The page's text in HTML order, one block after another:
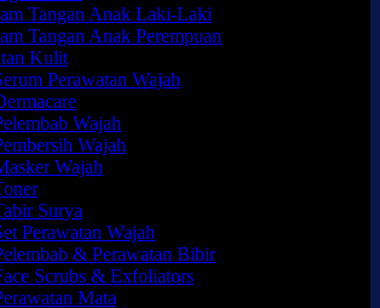
Tangan Anak Laki-Laki
Tangan Anak Perempuan
Kulit
Perawatan Wajah
Wajah
Wajah
Wajah
Surya
Perawatan Wajah
& Perawatan Bibir
Scrubs & Exfoliators
Mata